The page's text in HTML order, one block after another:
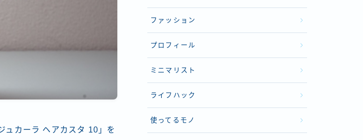
ュカーラ ヘアカスタ 10」を
ファッション
プロフィール
ミニマリスト
ライフハック
使ってるモノ